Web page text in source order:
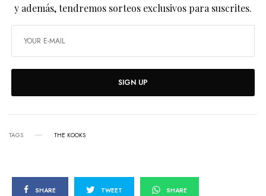
y además, tendremos sorteos exclusivos para suscrites.
SIGN UP
TAGS THE KOOKS
SHARE TWEET SHARE